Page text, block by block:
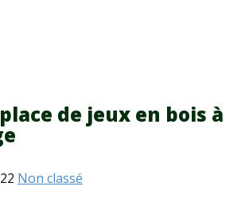
de jeux en bois à
Non classé